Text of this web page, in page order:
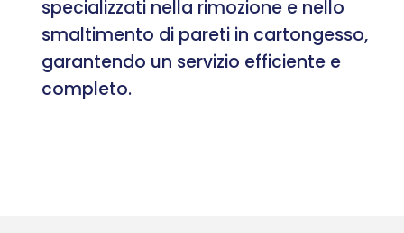
specializzati nella rimozione e nello
smaltimento di pareti in cartongesso,
garantendo un servizio efficiente e
completo.